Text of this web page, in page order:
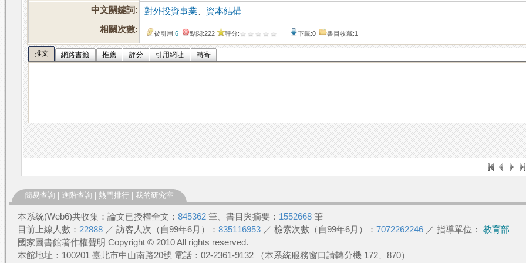
中文關鍵詞: 對外投資事業
資本結構
相關次數:
被引用:6 點閱:222 評分: 下載:0 書目收藏:1
推文 網路書籤 推薦 評分 引用網址 轉寄
簡易查詢 進階查詢 熱門排行 我的研究室
本系統(Web6)共收集：論文已授權全文： 845362 筆、書目與摘要： 1552668 筆
目前上線人數： 22888 ／ 訪客人次（自99年6月）： 835116953 ／ 檢索次數（自99年6月）： 7072262246 ／ 指導單位： 教育部
國家圖書館著作權聲明 Copyright © 2010 All rights reserved.
本館地址：100201 臺北市中山南路20號 電話：02-2361-9132 （本系統服務窗口請轉分機 172、870）